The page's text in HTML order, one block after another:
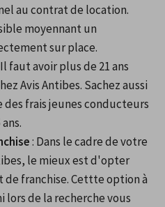
au contrat de location.
moyennant un
sur place.
faut avoir plus de 21 ans
Avis Antibes. Sachez aussi
frais jeunes conducteurs
: Dans le cadre de votre
le mieux est d'opter
franchise. Cettte option à
lors de la recherche vous